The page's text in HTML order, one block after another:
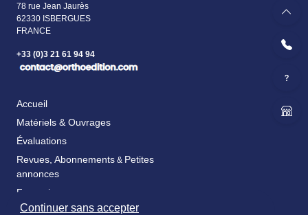
78 rue Jean Jaurès
62330 ISBERGUES
FRANCE
+33 (0)3 21 61 94 94
Accueil
Matériels & Ouvrages
Évaluations
Revues, Abonnements & Petites
annonces
Formations
Continuer sans accepter